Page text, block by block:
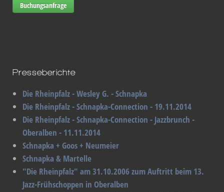
Buchungsanfrage
Presseberichte
Die Rheinpfalz - Wesley G. - Schnapka
Die Rheinpfalz - Schnapka-Connection - 19.11.2014
Die Rheinpfalz - Schnapka-Connection - Jazzbrunch -
Oberalben - 11.11.2014
Schnapka + Goos + Neumeier
Schnapka & Martelle
"Die Rheinpfalz" am 31.10.2006 zum Auftritt beim 13.
Jazz-Frühschoppen in Oberalben